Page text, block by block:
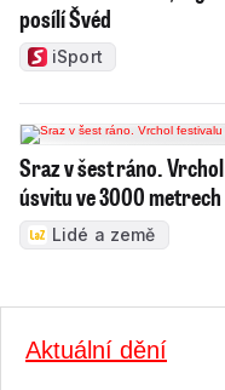
posílí Švéd
iSport
Sraz v šest ráno.
úsvitu ve 3000 metrech
Lidé a země
Aktuální dění